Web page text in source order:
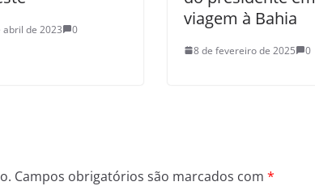
abril de 2023 0
viagem à Bahia
8 de fevereiro de 2025 0
Campos obrigatórios são marcados com *